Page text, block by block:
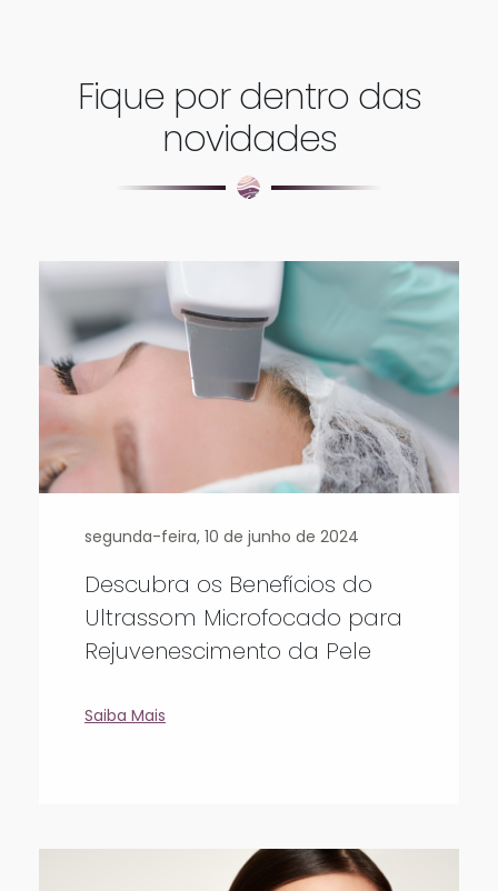
Fique por dentro das
novidades
segunda-feira, 10 de junho de 2024
Descubra os Benefícios do
Ultrassom Microfocado para
Rejuvenescimento da Pele
Saiba Mais